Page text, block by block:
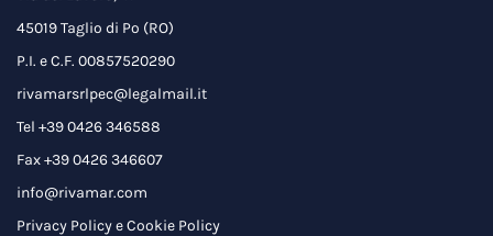
45019 Taglio di Po (RO)
P.I. e C.F. 00857520290
rivamarsrlpec@legalmail.it
Tel +39 0426 346588
Fax +39 0426 346607
info@rivamar.com
Privacy PolicyeCookie Policy